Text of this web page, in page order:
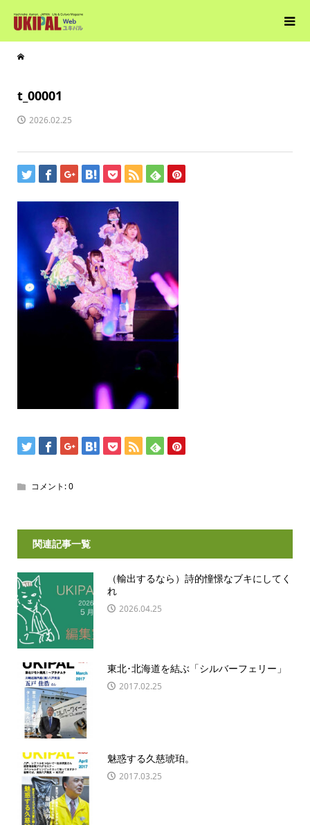
t_00001
2026.02.25
コメント:0
関連記事一覧
（輸出するなら）詩的憧憬なブキにしてく
れ
2026.04.25
東北･北海道を結ぶ「シルバーフェリー」
2017.02.25
魅惑する久慈琥珀。
2017.03.25